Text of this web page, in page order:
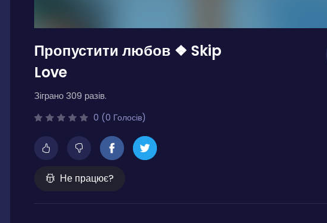
Пропустити любов ❖ Skip
Love
Зіграно 309 разів.
0 (0 Голосів)
Не працює?